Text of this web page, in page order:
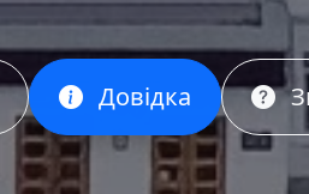
Довідка